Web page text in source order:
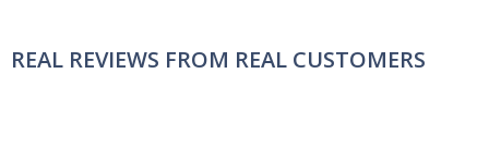
REAL REVIEWS FROM REAL CUSTOMERS